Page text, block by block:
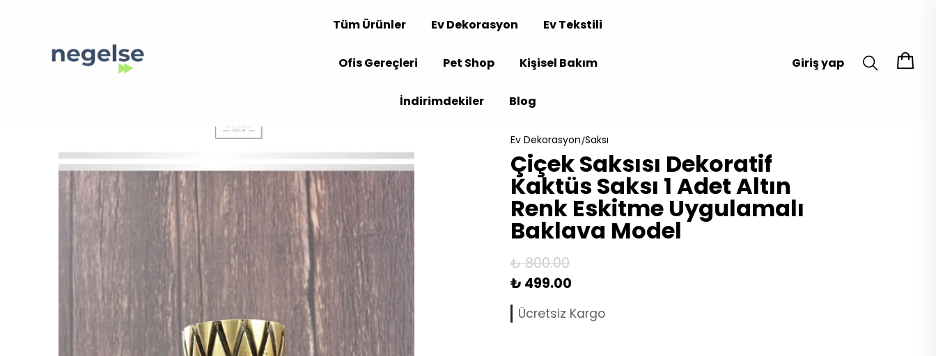
Tüm Ürünler Ev Dekorasyon Ev Tekstili
Ofis Gereçleri Pet Shop Kişisel Bakım
İndirimdekiler Blog
Giriş yap
Ev Dekorasyon Saksı
Çiçek Saksısı Dekoratif
Kaktüs Saksı 1 Adet Altın
Renk Eskitme Uygulamalı
Baklava Model
₺ 800.00
₺ 499.00
Ücretsiz Kargo